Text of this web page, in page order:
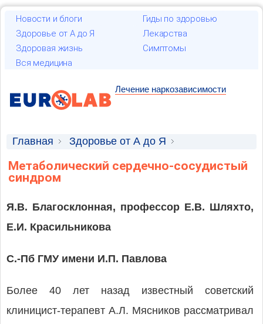
Новости и блоги
Гиды по здоровью
Здоровье от А до Я
Лекарства
Здоровая жизнь
Симптомы
Вся медицина
Лечение наркозависимости
Главная
Здоровье от А до Я
Научные статьи
Метаболический сердечно-сосудистый
синдром
Я.В. Благосклонная, профессор Е.В. Шляхто,
Е.И. Красильникова
С.-Пб ГМУ имени И.П. Павлова
Более 40 лет назад известный советский
клиницист-терапевт А.Л. Мясников рассматривал